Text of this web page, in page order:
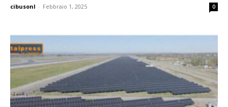
cibusonl - Febbraio 1, 2025 0